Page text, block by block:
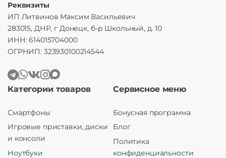
Реквизиты
ИП Литвинов Максим Васильевич
283015, ДНР, г Донецк, б-р Школьный, д. 10
ИНН: 614015704000
ОГРНИП: 323930100214544
Категории товаров
Смартфоны
Игровые приставки, диски
и консоли
Ноутбуки
Сервисное меню
Бонусная программа
Блог
Политика
конфиденциальности